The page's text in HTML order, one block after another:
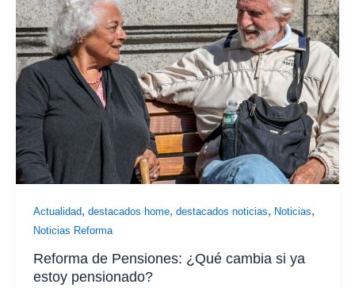
Actualidad, destacados home, destacados noticias, Noticias,
Noticias Reforma
Reforma de Pensiones: ¿Qué cambia si ya
estoy pensionado?